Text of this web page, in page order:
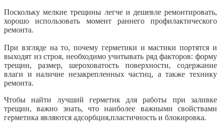
Поскольку мелкие трещины легче и дешевле ремонтировать,
хорошо использовать момент раннего профилактического
ремонта.
При взгляде на то, почему герметики и мастики портятся и
выходят из строя, необходимо учитывать ряд факторов: форму
трещин, размер, шероховатость поверхности, содержание
влаги и наличие незакрепленных частиц, а также технику
ремонта.
Чтобы найти лучший герметик для работы при заливке
трещин, важно знать, что наиболее важными свойствами
герметика являются адсорбция,пластичность и блокировка.